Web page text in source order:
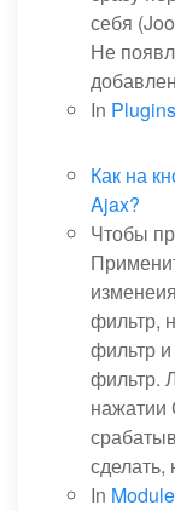
себя
Не
In
Как на
Ajax?
Чтобы
фильтр,
фильтр
фильтр.
нажатии
In